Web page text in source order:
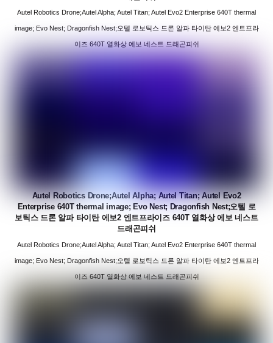
Autel Robotics Drone;Autel Alpha; Autel Titan; Autel Evo2 Enterprise 640T thermal
image; Evo Nest; Dragonfish Nest;오텔 로보틱스 드론 알파 타이탄 에보2 엔트프라
이즈 640T 열화상 에보 네스트 드래곤피쉬
Autel Robotics Drone;Autel Alpha; Autel Titan; Autel Evo2
Enterprise 640T thermal image; Evo Nest; Dragonfish Nest;오텔 로
보틱스 드론 알파 타이탄 에보2 엔트프라이즈 640T 열화상 에보 네스트
드래곤피쉬
Autel Robotics Drone;Autel Alpha; Autel Titan; Autel Evo2 Enterprise 640T thermal
image; Evo Nest; Dragonfish Nest;오텔 로보틱스 드론 알파 타이탄 에보2 엔트프라
이즈 640T 열화상 에보 네스트 드래곤피쉬